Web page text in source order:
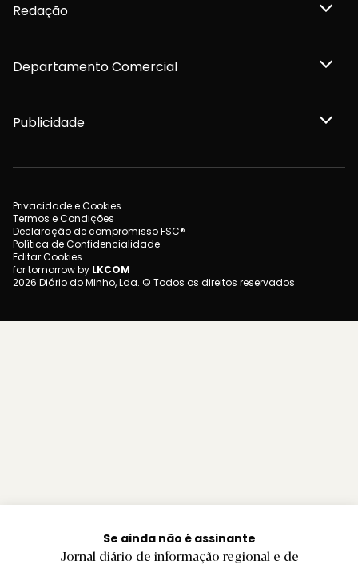
Se ainda não é assinante
Jornal diário de informação regional e de
Redação
Departamento Comercial
Publicidade
Privacidade e Cookies
Termos e Condições
Declaração de compromisso FSC®
Política de Confidencialidade
Editar Cookies
for tomorrow by LKCOM
2026 Diário do Minho, Lda. © Todos os direitos reservados